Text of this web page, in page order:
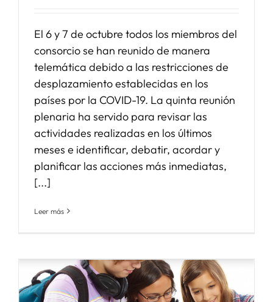
El 6 y 7 de octubre todos los miembros del
consorcio se han reunido de manera
telemática debido a las restricciones de
desplazamiento establecidas en los
países por la COVID-19. La quinta reunión
plenaria ha servido para revisar las
actividades realizadas en los últimos
meses e identificar, debatir, acordar y
planificar las acciones más inmediatas,
[...]
Leer más